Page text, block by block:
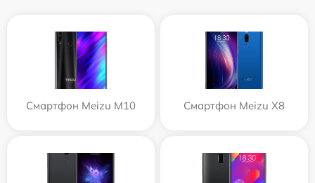
Смартфон Meizu M10 Смартфон Meizu X8